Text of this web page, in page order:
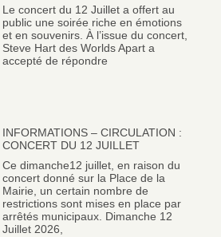
Le concert du 12 Juillet a offert au
public une soirée riche en émotions
et en souvenirs. À l’issue du concert,
Steve Hart des Worlds Apart a
accepté de répondre
INFORMATIONS – CIRCULATION :
CONCERT DU 12 JUILLET
Ce dimanche12 juillet, en raison du
concert donné sur la Place de la
Mairie, un certain nombre de
restrictions sont mises en place par
arrêtés municipaux. Dimanche 12
Juillet 2026,